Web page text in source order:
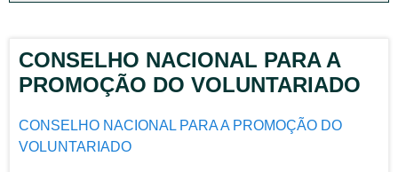
CONSELHO NACIONAL PARA A
PROMOÇÃO DO VOLUNTARIADO
CONSELHO NACIONAL PARA A PROMOÇÃO DO
VOLUNTARIADO